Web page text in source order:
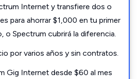
Internet y transfiere dos o
para ahorrar $1,000 en tu primer
o Spectrum cubrirá la diferencia.
por varios años y sin contratos.
Gig Internet desde $60 al mes